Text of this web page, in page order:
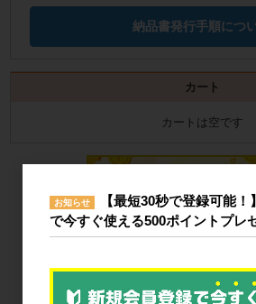
納品書発行手順につ
カート
カートは空です
お知らせ
【最短30秒で登録可能
で今すぐ使える500ポイントプレ